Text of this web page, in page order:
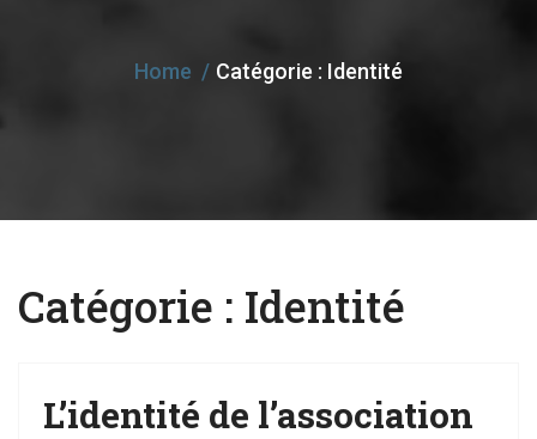
n
t
i
Home Catégorie : Identité
Catégorie : Identité
L’identité de l’association